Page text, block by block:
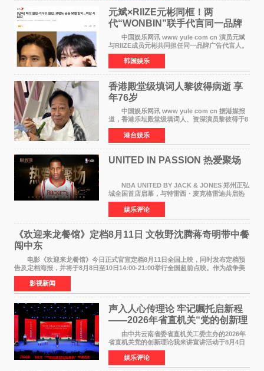
元斌×RIIZE元彬同框！两
代“WONBIN”联手代言同一品牌
颜值天花板合体
中国娱乐网讯 www yule com cn 演员元斌
与RIIZE成员元彬共同担任同一品牌广告代言人。
6日据独家报道，继演员元斌之后，RIIZE元彬最
近也被选为某在线中介平台A公司的共同广告代言
人，两人将作
韩国娱乐
香港殿堂级填词人黎彼得病逝 享
年76岁​
中国娱乐网讯 www yule com cn 据港媒报
道，香港乐坛殿堂级填词人、资深演员黎彼得于8
月5日上午因病离世，终年76岁。好友钟志光透
露，黎彼得今年3月中风后便卧床休养，身体机能
持续衰退，最
港台娱乐
UNITED IN PASSION 热爱聚场
NBA UNITED BY JACK & JONES 郑州正弘
城全国首店启幕，与特雷西・麦克格雷迪共启热
爱 2026 年7 月21 日，
NBAUNITEDBYJACK&JONES 全国首店，于郑
州正弘城正式启幕。NBA 传奇球星
娱乐评论
《欢迎来龙餐馆》定档8月11日 文牧野沈腾蒋奇明带中餐
闯中东
电影《欢迎来龙餐馆》今日正式官宣定档8月11日全国上映，同时发布定档预
告及定档海报，并将于8月8日至10日14:00-21:00举行全国超前点映。作为战争美
食大片，影片讲述的是中国厨师徐福（沈腾
影视新闻
声入人心传理论 牢记嘱托启新程
——2026年省直机关“党的创新理
论我来讲”宣讲活动圆满落幕
由中共云南省委省直机关工委主办的2026年
省直机关党的创新理论我来讲宣讲活动于8月4日
至5日在昆明举办。活动以 "牢记嘱托 感恩奋进
开创云南发展新局面 "为主题，坚持以新时代中国
特色社会主义
娱乐评论